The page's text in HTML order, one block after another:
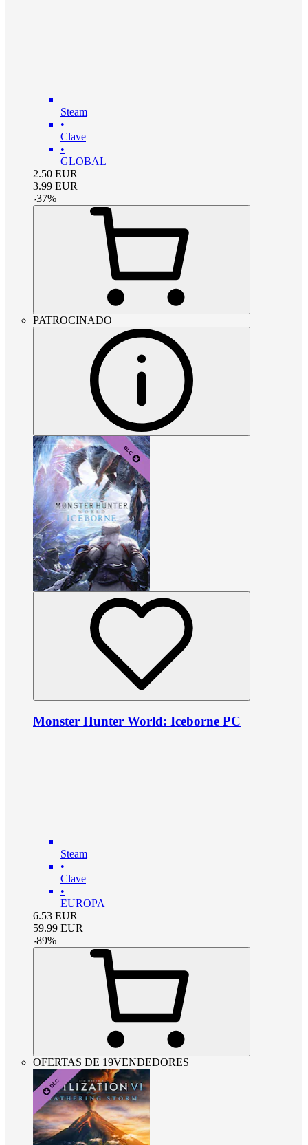
Steam
•
Clave
•
GLOBAL
2.50 EUR
3.99 EUR
-37%
PATROCINADO
Monster Hunter World: Iceborne PC
Steam
•
Clave
•
EUROPA
6.53 EUR
59.99 EUR
-89%
OFERTAS DE 19VENDEDORES